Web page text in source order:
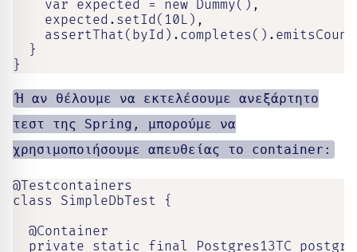
    var expected = new Dummy(),
    expected.setId(10L),
  }
}
Ή αν θέλουμε να εκτελέσουμε ανεξάρτητο
τεστ της Spring, μπορούμε να
χρησιμοποιήσουμε απευθείας το container:
@Testcontainers
class SimpleDbTest {
  @Container
private static final Postgres13TC